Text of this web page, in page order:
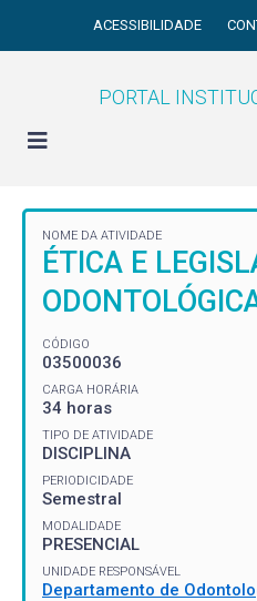
ACESSIBILIDADE
PORTAL
NOME DA ATIVIDADE
ÉTICA E
CÓDIGO
03500036
CARGA HORÁRIA
34 horas
TIPO DE ATIVIDADE
DISCIPLINA
PERIODICIDADE
Semestral
MODALIDADE
PRESENCIAL
UNIDADE RESPONSÁVEL
Departamento de